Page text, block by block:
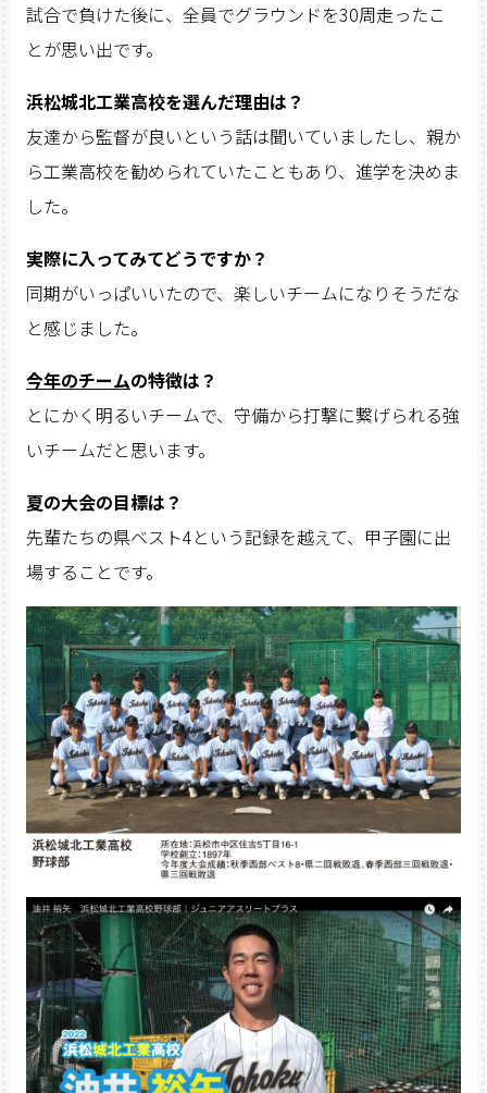
試合で負けた後に、全員でグラウンドを30周走ったこ
とが思い出です。
浜松城北工業高校を選んだ理由は？
友達から監督が良いという話は聞いていましたし、親か
ら工業高校を勧められていたこともあり、進学を決めま
した。
実際に入ってみてどうですか？
同期がいっぱいいたので、楽しいチームになりそうだな
と感じました。
今年のチームの特徴は？
とにかく明るいチームで、守備から打撃に繋げられる強
いチームだと思います。
夏の大会の目標は？
先輩たちの県ベスト4という記録を越えて、甲子園に出
場することです。